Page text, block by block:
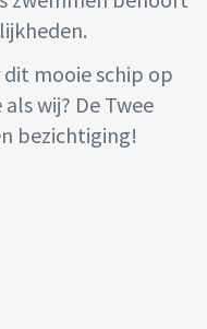
dit mooie schip op
wij? De Twee
bezichtiging!